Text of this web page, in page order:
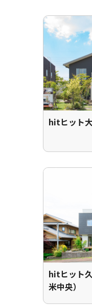
hitヒット
hitヒット
米中央）